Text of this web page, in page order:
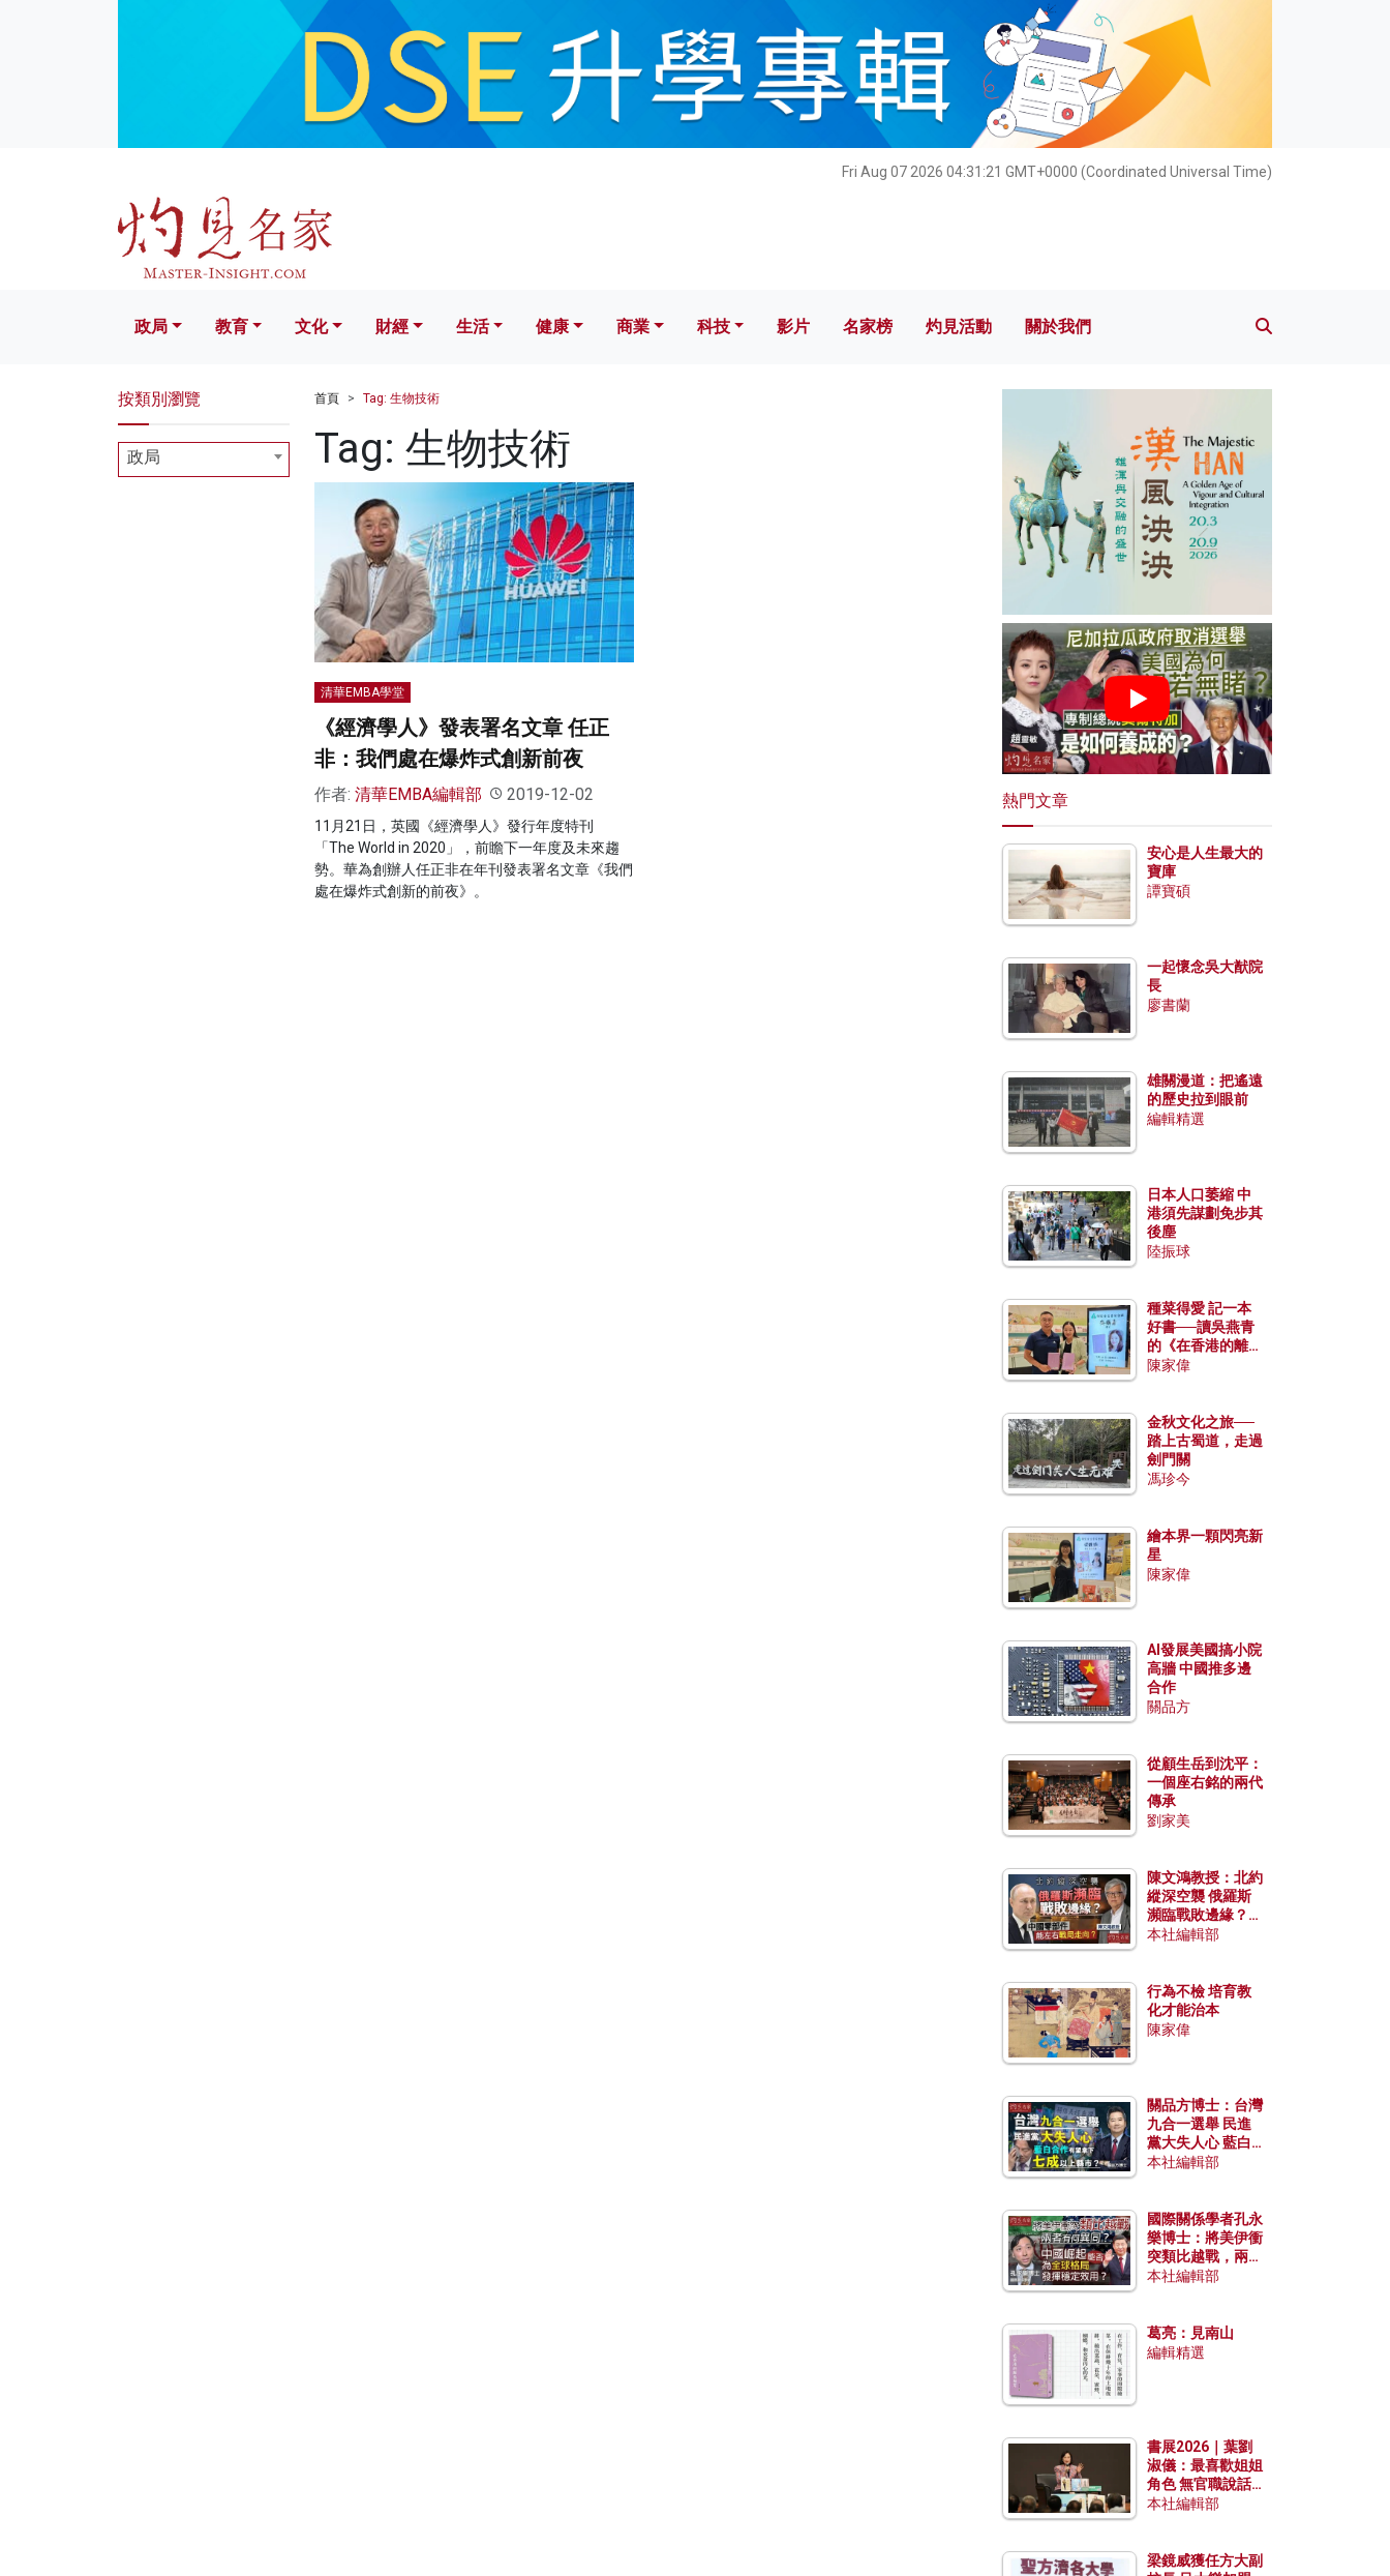
Fri Aug 07 2026 04:31:22 GMT+0000 (Coordinated Universal Time)
文化 財經 生活 健康 科技 影片 名家榜 灼見活動 關於我們
政局 教育 文化 財經 生活 健康 商業 科技 影片 名家榜 灼見活動 關於我們
首頁 Tag: 生物技術
Tag: 生物技術
清華EMBA學堂
《經濟學人》發表署名文章 任正
非：我們處在爆炸式創新前夜
作者: 清華EMBA編輯部 2019-12-02
11月21日，英國《經濟學人》發行年度特刊
「The World in 2020」，前瞻下一年度及未來趨
勢。華為創辦人任正非在年刊發表署名文章《我們
處在爆炸式創新的前夜》。
按類別瀏覽
政局
熱門文章
安心是人生最大的
寶庫
譚寶碩
一起懷念吳大猷院
長
廖書蘭
雄關漫道：把遙遠
的歷史拉到眼前
編輯精選
日本人口萎縮 中
港須先謀劃免步其
後塵
陸振球
種菜得愛 記一本
好書──讀吳燕青
的《在香港的離島
種菜》
陳家偉
金秋文化之旅──
踏上古蜀道，走過
劍門關
馮珍今
繪本界一顆閃亮新
星
陳家偉
AI發展美國搞小院
高牆 中國推多邊
合作
關品方
從顧生岳到沈平：
一個座右銘的兩代
傳承
劉家美
陳文鴻教授：北約
縱深空襲 俄羅斯
瀕臨戰敗邊緣？中
國零部件能左右戰
本社編輯部
行為不檢 培育教
化才能治本
陳家偉
關品方博士：台灣
九合一選舉 民進
黨大失人心 藍白
合作有望拿下七成
本社編輯部
國際關係學者孔永
樂博士：將美伊衝
突類比越戰，兩者
有何異同？中國崛
本社編輯部
葛亮：見南山
編輯精選
書展2026｜葉劉
淑儀：最喜歡姐姐
角色 無官職說話
包袱少
本社編輯部
梁鏡威獲任方大副